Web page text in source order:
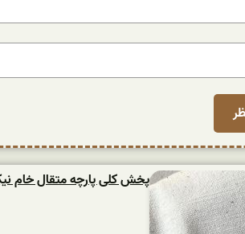
پخش کلی پارچه متقال خام